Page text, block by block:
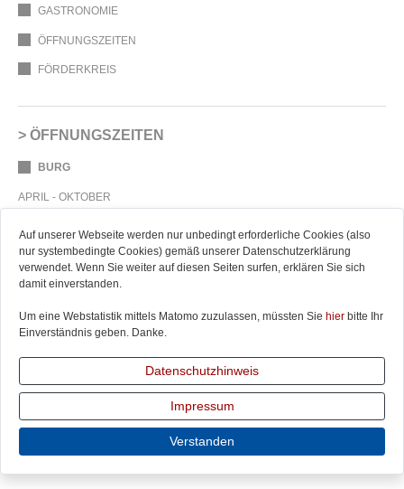
Auf unserer Webseite werden nur unbedingt erforderliche Cookies (also
nur systembedingte Cookies) gemäß unserer Datenschutzerklärung
verwendet. Wenn Sie weiter auf diesen Seiten surfen, erklären Sie sich
damit einverstanden.
Um eine Webstatistik mittels Matomo zuzulassen, müssten Sie hier bitte Ihr
Einverständnis geben. Danke.
Datenschutzhinweis
Impressum
Verstanden
GASTRONOMIE
ÖFFNUNGSZEITEN
FÖRDERKREIS
ÖFFNUNGSZEITEN
BURG
APRIL - OKTOBER
Dienstag - Sonntag
Montag
10.00 - 18.00 Uhr
geschlossen
NOVEMBER - MÄRZ
Dienstag - Sonntag
Montag
10.00 - 16.00 Uhr
BAUERNMUSEUM
Dienstag - Sonntag
Montag
10.00 - 18.00 Uhr
geschlossen